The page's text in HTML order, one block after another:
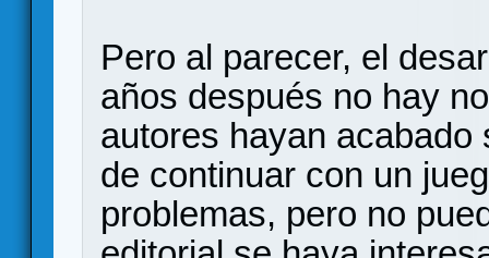
Pero al parecer, el
años después no hay
autores hayan
de continuar con un
problemas, pero no